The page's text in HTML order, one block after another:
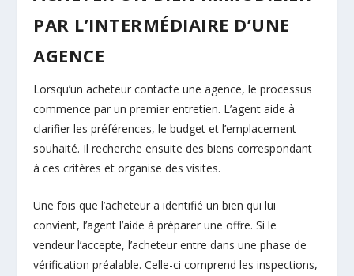
PAR L’INTERMÉDIAIRE D’UNE
AGENCE
Lorsqu’un acheteur contacte une agence, le processus
commence par un premier entretien. L’agent aide à
clarifier les préférences, le budget et l’emplacement
souhaité. Il recherche ensuite des biens correspondant
à ces critères et organise des visites.
Une fois que l’acheteur a identifié un bien qui lui
convient, l’agent l’aide à préparer une offre. Si le
vendeur l’accepte, l’acheteur entre dans une phase de
vérification préalable. Celle-ci comprend les inspections,